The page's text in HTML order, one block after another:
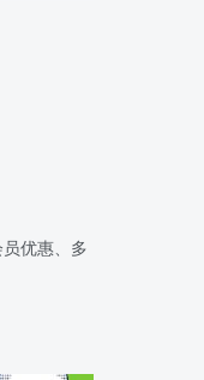
优惠、多